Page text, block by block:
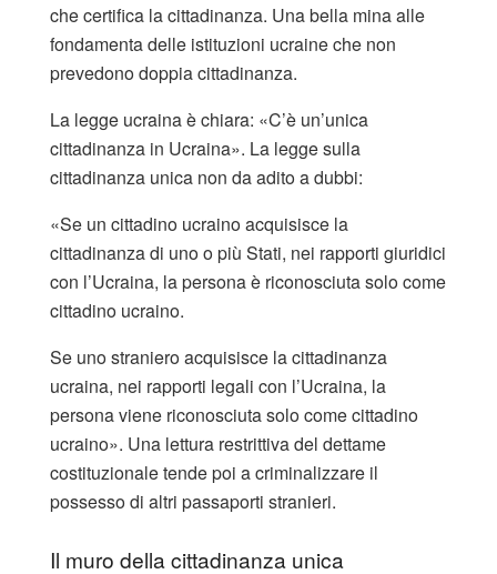
che certifica la cittadinanza. Una bella mina alle
fondamenta delle istituzioni ucraine che non
prevedono doppia cittadinanza.
La legge ucraina è chiara: «C’è un’unica
cittadinanza in Ucraina». La legge sulla
cittadinanza unica non da adito a dubbi:
«Se un cittadino ucraino acquisisce la
cittadinanza di uno o più Stati, nei rapporti giuridici
con l’Ucraina, la persona è riconosciuta solo come
cittadino ucraino.
Se uno straniero acquisisce la cittadinanza
ucraina, nei rapporti legali con l’Ucraina, la
persona viene riconosciuta solo come cittadino
ucraino». Una lettura restrittiva del dettame
costituzionale tende poi a criminalizzare il
possesso di altri passaporti stranieri.
Il muro della cittadinanza unica